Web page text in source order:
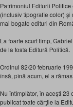
Patrimoniul Editurii
(inclusiv tipografie color)
mai bogate edituri din
La foarte scurt timp,
de la fosta Editură Politică.
Ordinul 82/20 februarie
însă, pînă acum, el a
Nu întîmplător, în aceşti
publicat toate cărţile la